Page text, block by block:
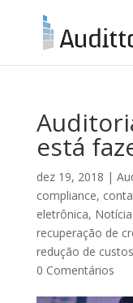
está
dez 19, 2018 |
compliance,
eletrônica, Notícia
recuperação de
redução de custos
0 Comentários